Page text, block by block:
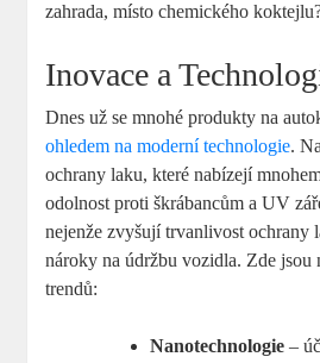
zahrada,⁢ místo⁣ chemického‍
Inovace a
Dnes‌ už​ se ‌mnohé produkty na
ohledem na moderní technologie.
ochrany‌ laku,​ které‍ nabízejí
‌odolnost ⁢proti⁣ škrábancům a ⁢UV
nejenže zvyšují‍ trvanlivost ochrany
nároky na údržbu ‌vozidla. ⁤Zde jsou
trendů:
Nanotechnologie –